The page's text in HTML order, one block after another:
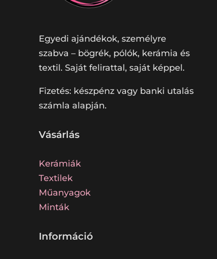
Egyedi ajándékok, személyre
szabva – bögrék, pólók, kerámia és
textil. Saját felirattal, saját képpel.
Fizetés: készpénz vagy banki utalás
számla alapján.
Vásárlás
Kerámiák
Textilek
Műanyagok
Minták
Információ